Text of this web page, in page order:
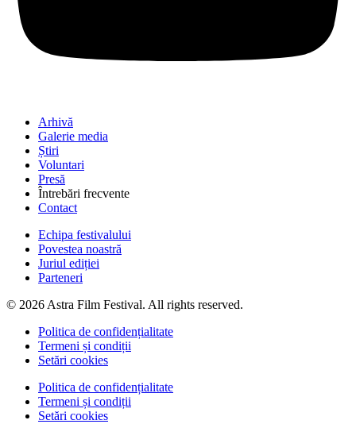
Arhivă
Galerie media
Știri
Voluntari
Presă
Întrebări frecvente
Contact
Echipa festivalului
Povestea noastră
Juriul ediției
Parteneri
© 2026 Astra Film Festival. All rights reserved.
Politica de confidențialitate
Termeni și condiții
Setări cookies
Politica de confidențialitate
Termeni și condiții
Setări cookies